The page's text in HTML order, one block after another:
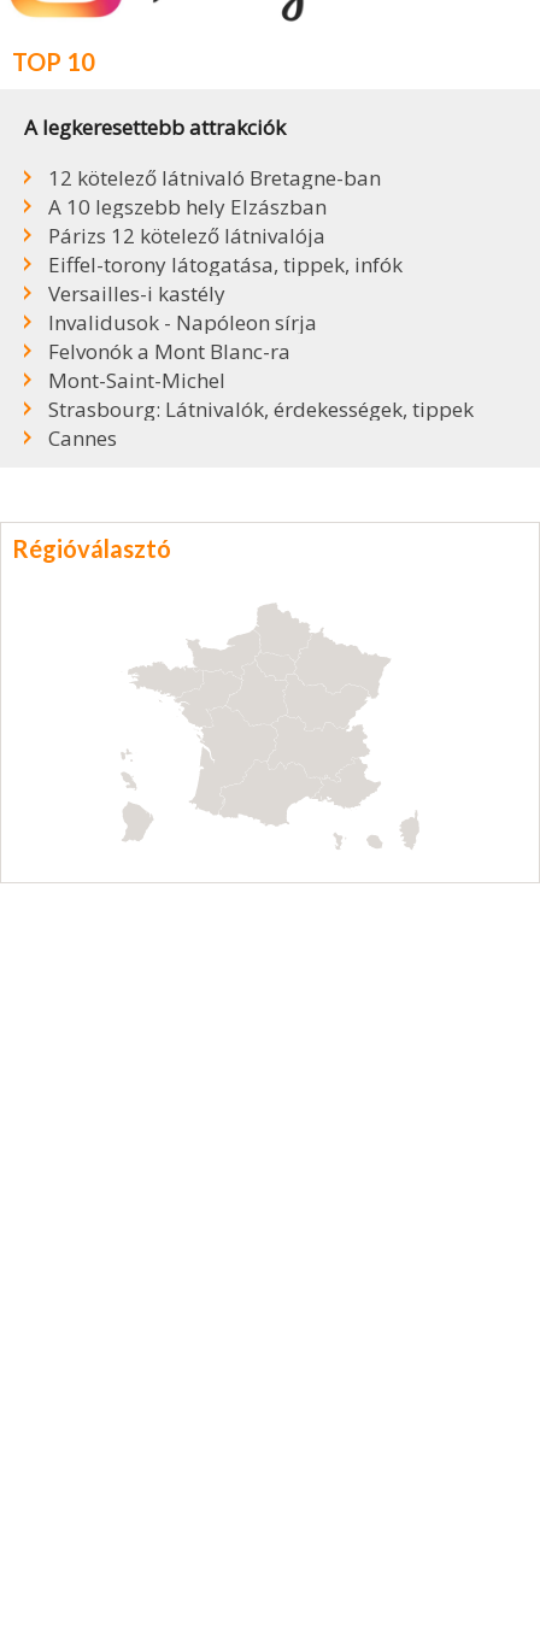
TOP 10
A legkeresettebb attrakciók
12 kötelező látnivaló Bretagne-ban
A 10 legszebb hely Elzászban
Párizs 12 kötelező látnivalója
Eiffel-torony látogatása, tippek, infók
Versailles-i kastély
Invalidusok - Napóleon sírja
Felvonók a Mont Blanc-ra
Mont-Saint-Michel
Strasbourg: Látnivalók, érdekességek, tippek
Cannes
Régióválasztó